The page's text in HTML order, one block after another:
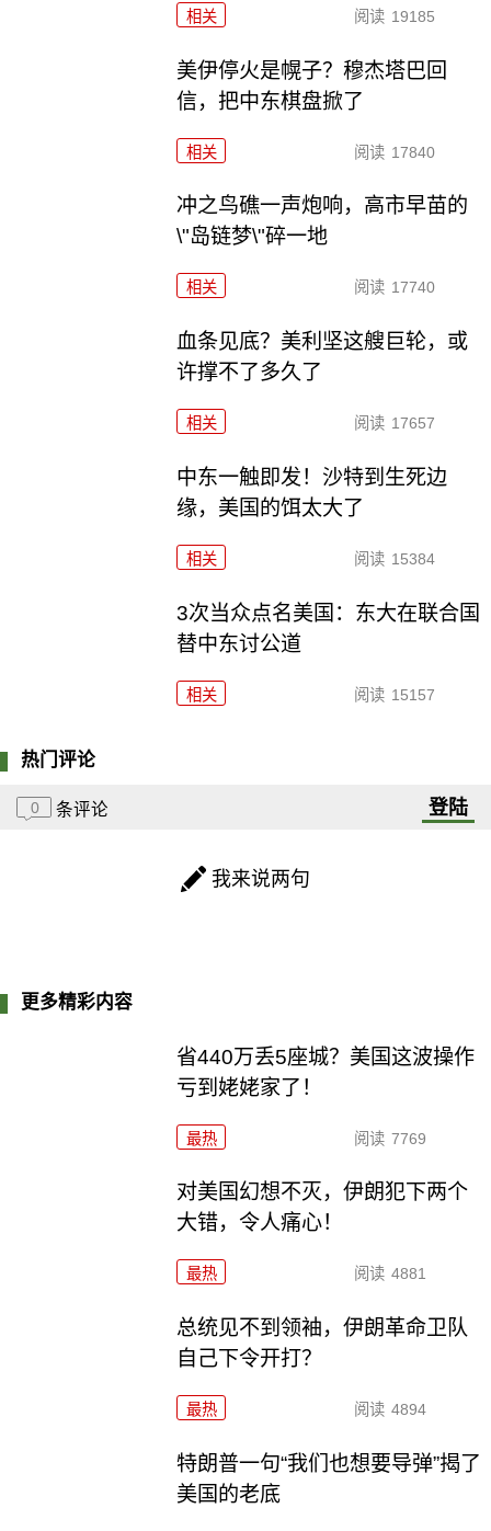
相关 阅读 19185
美伊停火是幌子？穆杰塔巴回
信，把中东棋盘掀了
相关 阅读 17840
冲之鸟礁一声炮响，高市早苗的
\"岛链梦\"碎一地
相关 阅读 17740
血条见底？美利坚这艘巨轮，或
许撑不了多久了
相关 阅读 17657
中东一触即发！沙特到生死边
缘，美国的饵太大了
相关 阅读 15384
3次当众点名美国：东大在联合国
替中东讨公道
相关 阅读 15157
热门评论
0 条评论 登陆
我来说两句
更多精彩内容
省440万丢5座城？美国这波操作
亏到姥姥家了！
最热 阅读 7769
对美国幻想不灭，伊朗犯下两个
大错，令人痛心！
最热 阅读 4881
总统见不到领袖，伊朗革命卫队
自己下令开打？
最热 阅读 4894
特朗普一句“我们也想要导弹”揭了
美国的老底